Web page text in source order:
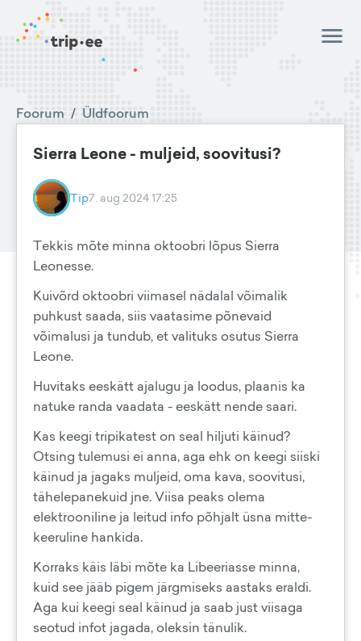
Foorum / Üldfoorum
Sierra Leone - muljeid, soovitusi?
Tip7. aug 2024 17:25
Tekkis mõte minna oktoobri lõpus Sierra
Leonesse.
Kuivõrd oktoobri viimasel nädalal võimalik
puhkust saada, siis vaatasime põnevaid
võimalusi ja tundub, et valituks osutus Sierra
Leone.
Huvitaks eeskätt ajalugu ja loodus, plaanis ka
natuke randa vaadata - eeskätt nende saari.
Kas keegi tripikatest on seal hiljuti käinud?
Otsing tulemusi ei anna, aga ehk on keegi siiski
käinud ja jagaks muljeid, oma kava, soovitusi,
tähelepanekuid jne. Viisa peaks olema
elektrooniline ja leitud info põhjalt üsna mitte-
keeruline hankida.
Korraks käis läbi mõte ka Libeeriasse minna,
kuid see jääb pigem järgmiseks aastaks eraldi.
Aga kui keegi seal käinud ja saab just viisaga
seotud infot jagada, oleksin tänulik.